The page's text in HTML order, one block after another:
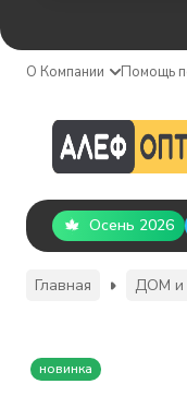
О Компании Помощь
Осень 2026
Главная ДОМ и
новинка